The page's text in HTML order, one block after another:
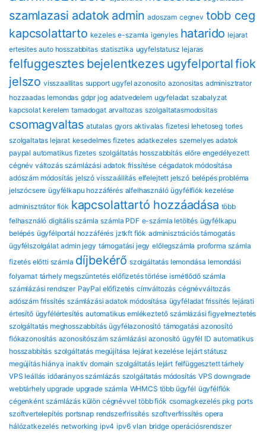
szamlazasi adatok admin adoszam cegnev tobb ceg
kapcsolattarto kezeles e-szamla igenyles hatarido lejarat
ertesites auto hosszabbitas statisztika ugyfelstatusz lejaras
felfuggesztes bejelentkezes ugyfelportalfiok
jelszo visszaallitas support ugyfel azonosito azonositas adminisztrator
hozzaadas lemondas gdpr jog adatvedelem ugyfeladat szabalyzat
kapcsolat kerelem tamadogat arvaltozas szolgaltatasmodositas
csomagvaltas atutalas gyors aktivalas fizetesi lehetoseg torles
szolgaltatas lejarat kesedelmes fizetes adatkezeles szemelyes adatok
paypal automatikus fizetes szolgáltatás hosszabbítás előre engedélyezett
cégnév változás számlázási adatok frissítése cégadatok módosítása
adószám módosítás jelszó visszaállítás elfelejtett jelszó belépés probléma
jelszócsere ügyfélkapu hozzáférés alfelhasználó ügyfélfiók kezelése
adminisztrátor fiók kapcsolattartó hozzáadása több
felhasználó digitális számla számla PDF e-számla letöltés ügyfélkapu
belépés ügyfélportál hozzáférés jztkft fiók adminisztrációs támogatás
ügyfélszolgálat admin jegy támogatási jegy előlegszámla proforma számla
fizetés előtti számla díjbekérő szolgáltatás lemondása lemondási
folyamat tárhely megszüntetés előfizetés törlése ismétlődő számla
számlázási rendszer PayPal előfizetés címváltozás cégnévváltozás
adószám frissítés számlázási adatok módosítása ügyféladat frissítés lejárati
értesítő ügyfélértesítés automatikus emlékeztető számlázási figyelmeztetés
szolgáltatás meghosszabbítás ügyfélazonosító támogatási azonosító
fiókazonosítás azonosítószám számlázási azonosító ügyfél ID automatikus
hosszabbítás szolgáltatás megújítása lejárat kezelése lejárt státusz
megújítás hiánya inaktív domain szolgáltatás lejárt felfüggesztett tárhely
VPS leállás időarányos számlázás szolgáltatás módosítás VPS downgrade
webtárhely upgrade upgrade számla WHMCS több ügyfél ügyfélfiók
cégenként számlázás külön cégnévvel több fiók csomagkezelés pkg ports
szoftvertelepítés portsnap rendszerfrissítés szoftverfrissítés opera
hálózatkezelés networking ipv4 ipv6 vlan bridge operációsrendszer